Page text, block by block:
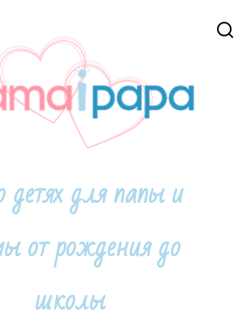
детях для папы и
от рождения до
школы